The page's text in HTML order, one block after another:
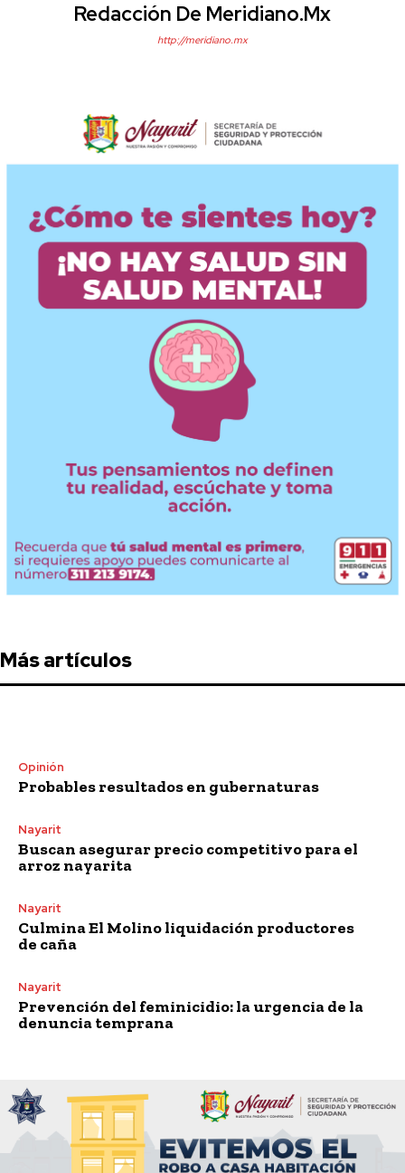
Redacción De Meridiano.mx
http://meridiano.mx
Más artículos
Opinión
Probables resultados en gubernaturas
Nayarit
Buscan asegurar precio competitivo para el
arroz nayarita
Nayarit
Culmina El Molino liquidación productores
de caña
Nayarit
Prevención del feminicidio: la urgencia de la
denuncia temprana